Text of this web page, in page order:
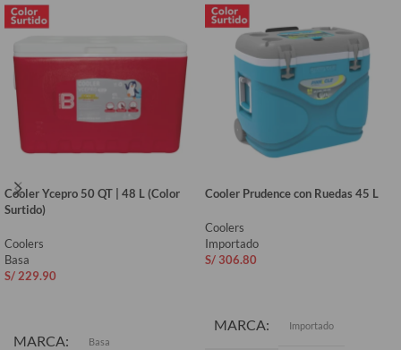
Cooler Ycepro 50 QT | 48 L (Color
Surtido)
Coolers
Basa
S/ 229.90
MARCA Basa
Cooler Prudence con Ruedas 45 L
Coolers
Importado
S/ 306.80
MARCA Importado